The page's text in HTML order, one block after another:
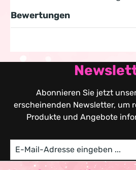
Bewertungen
Abonnieren Sie jetzt
erscheinenden Newsletter, um
Produkte und Angebote